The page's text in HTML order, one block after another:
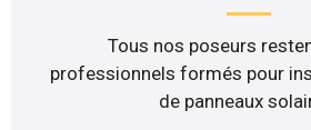
Tous nos poseurs
professionnels formés pour
de panneaux